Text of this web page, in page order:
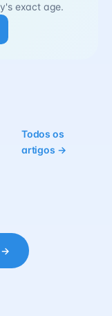
exact age.
Todos os
artigos →
→